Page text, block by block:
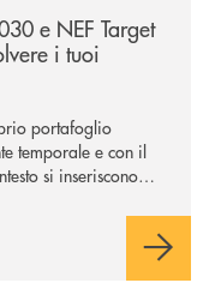
e NEF Target
i tuoi
portafoglio
temporale e con il
si inseriscono
per accompagnare